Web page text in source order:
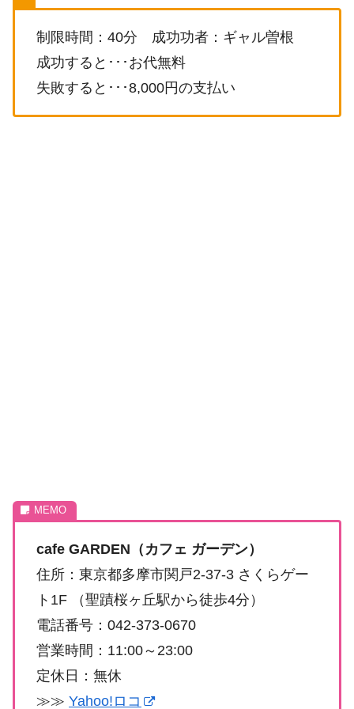
制限時間：40分 成功功者：ギャル曽根
成功すると･･･お代無料
失敗すると･･･8,000円の支払い
cafe GARDEN（カフェ ガーデン）
住所：東京都多摩市関戸2-37-3 さくらゲー
ト1F （聖蹟桜ヶ丘駅から徒歩4分）
電話番号：042-373-0670
営業時間：11:00～23:00
定休日：無休
≫≫ Yahoo!ロコ